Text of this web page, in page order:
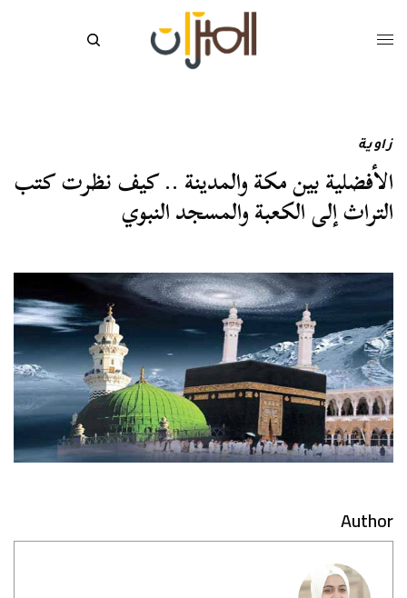
زاوية
الأفضلية بين مكة والمدينة .. كيف نظرت كتب
التراث إلى الكعبة والمسجد النبوي
Author